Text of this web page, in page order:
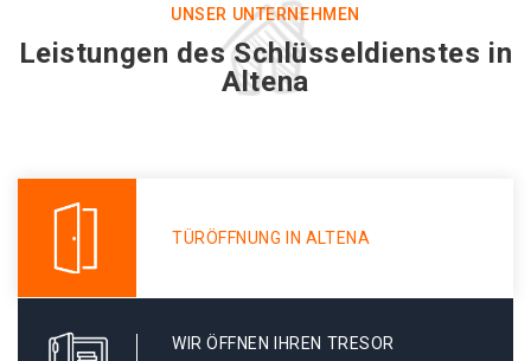
UNSER UNTERNEHMEN
Leistungen des Schlüsseldienstes in
Altena
TÜRÖFFNUNG IN ALTENA
WIR ÖFFNEN IHREN TRESOR